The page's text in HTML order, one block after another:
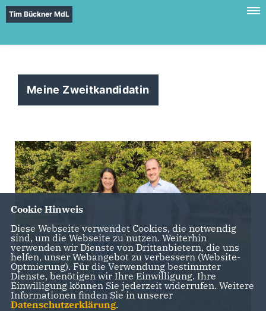
Tim Bückner MdL
Meine Zweitkandidatin
Cookie Hinweis
Diese Webseite verwendet Cookies, die notwendig
sind, um die Webseite zu nutzen. Weiterhin
verwenden wir Dienste von Drittanbietern, die uns
helfen, unser Webangebot zu verbessern (Website-
Optmierung). Für die Verwendung bestimmter
Dienste, benötigen wir Ihre Einwilligung. Ihre
Einwilligung können Sie jederzeit widerrufen. Weitere
Informationen finden Sie in unserer
Datenschutzerklärung.